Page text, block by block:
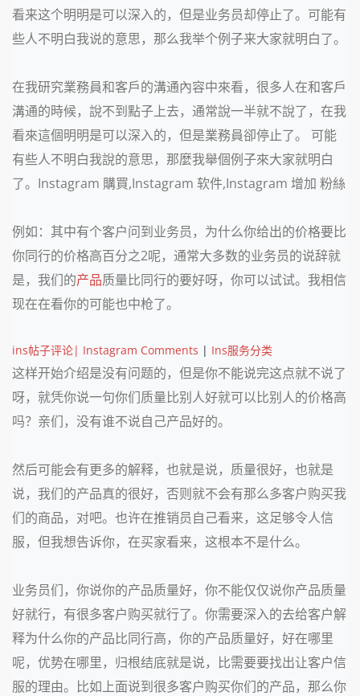
看来这个明明是可以深入的，但是业务员却停止了。可能有
些人不明白我说的意思，那么我举个例子来大家就明白了。
在我研究業務員和客戶的溝通內容中來看，很多人在和客戶
溝通的時候，說不到點子上去，通常說一半就不說了，在我
看來這個明明是可以深入的，但是業務員卻停止了。 可能
有些人不明白我說的意思，那麼我舉個例子來大家就明白
了。Instagram 購買,Instagram 软件,Instagram 增加 粉絲
例如：其中有个客户问到业务员，为什么你给出的价格要比
你同行的价格高百分之2呢，通常大多数的业务员的说辞就
是，我们的产品质量比同行的要好呀，你可以试试。我相信
现在在看你的可能也中枪了。
ins帖子评论| Instagram Comments | Ins服务分类
这样开始介绍是没有问题的，但是你不能说完这点就不说了
呀，就凭你说一句你们质量比别人好就可以比别人的价格高
吗？亲们，没有谁不说自己产品好的。
然后可能会有更多的解释，也就是说，质量很好，也就是
说，我们的产品真的很好，否则就不会有那么多客户购买我
们的商品，对吧。也许在推销员自己看来，这足够令人信
服，但我想告诉你，在买家看来，这根本不是什么。
业务员们，你说你的产品质量好，你不能仅仅说你产品质量
好就行，有很多客户购买就行了。你需要深入的去给客户解
释为什么你的产品比同行高，你的产品质量好，好在哪里
呢，优势在哪里，归根结底就是说，比需要要找出让客户信
服的理由。比如上面说到很多客户购买你们的产品，那么你